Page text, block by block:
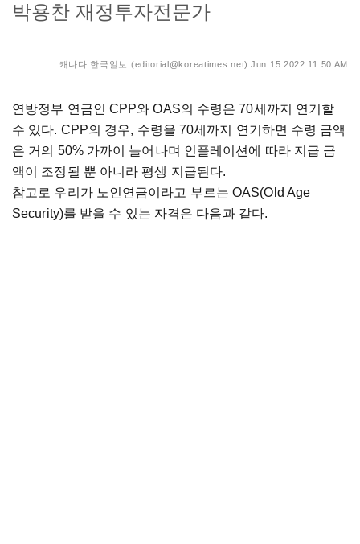
박용찬 재정투자전문가
캐나다 한국일보 (editorial@koreatimes.net) Jun 15 2022 11:50 AM
연방정부 연금인 CPP와 OAS의 수령은 70세까지 연기할
수 있다. CPP의 경우, 수령을 70세까지 연기하면 수령 금액
은 거의 50% 가까이 늘어나며 인플레이션에 따라 지급 금
액이 조정될 뿐 아니라 평생 지급된다.
참고로 우리가 노인연금이라고 부르는 OAS(Old Age
Security)를 받을 수 있는 자격은 다음과 같다.